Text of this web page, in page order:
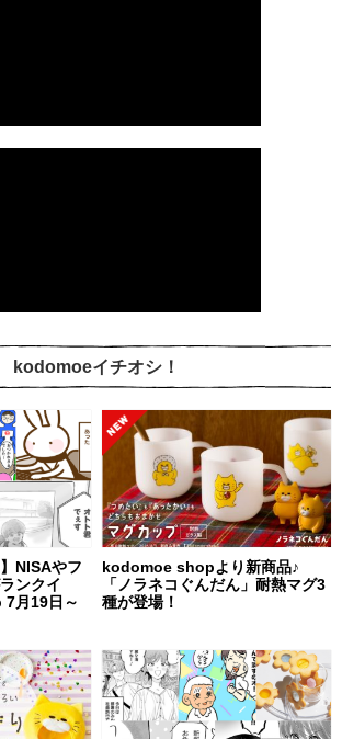
kodomoeイチオシ！
NISAやフ
ンクイ
月19日～
kodomoe shopより新商品♪
「ノラネコぐんだん」耐熱マグ3
種が登場！